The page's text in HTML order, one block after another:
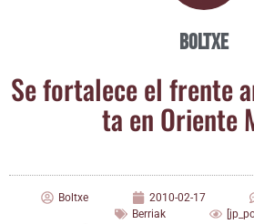
Boltxe
Se for­ta­le­ce el fren­te
ta en Orien­te
Boltxe 2010-02-17
Berriak